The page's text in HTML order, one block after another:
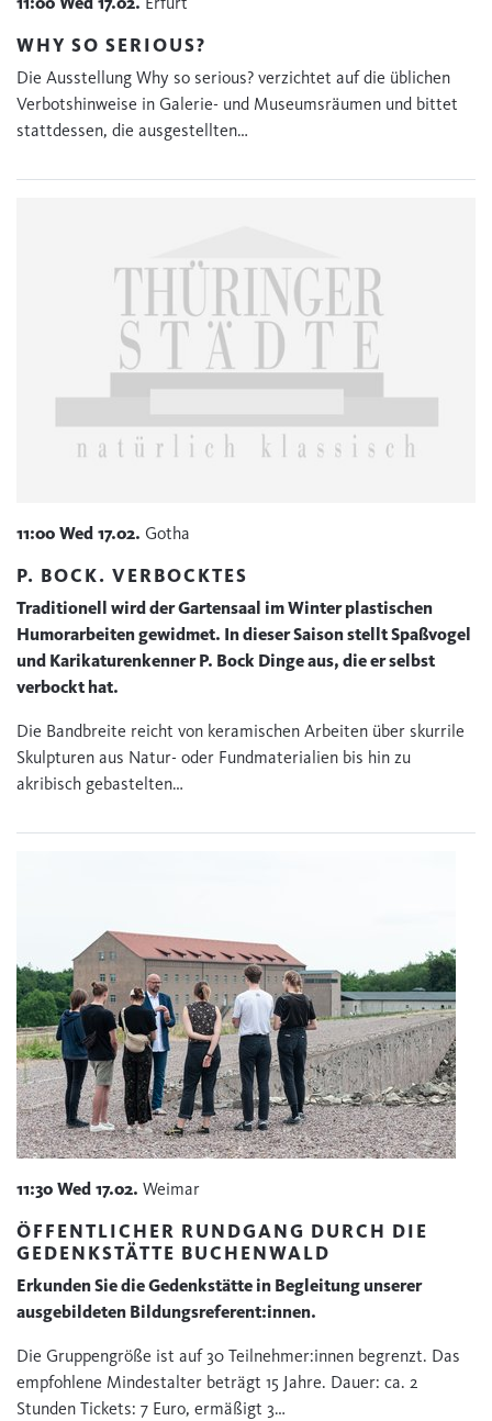
WHY SO SERIOUS?
Die Ausstellung Why so serious? verzichtet auf die üblichen
Verbotshinweise in Galerie- und Museumsräumen und bittet
stattdessen, die ausgestellten…
11:00 Wed 17.02. Gotha
P. BOCK. VERBOCKTES
Traditionell wird der Gartensaal im Winter plastischen
Humorarbeiten gewidmet. In dieser Saison stellt Spaßvogel
und Karikaturenkenner P. Bock Dinge aus, die er selbst
verbockt hat.
Die Bandbreite reicht von keramischen Arbeiten über skurrile
Skulpturen aus Natur- oder Fundmaterialien bis hin zu
akribisch gebastelten…
11:30 Wed 17.02. Weimar
ÖFFENTLICHER RUNDGANG DURCH DIE
GEDENKSTÄTTE BUCHENWALD
Erkunden Sie die Gedenkstätte in Begleitung unserer
ausgebildeten Bildungsreferent:innen.
Die Gruppengröße ist auf 30 Teilnehmer:innen begrenzt. Das
empfohlene Mindestalter beträgt 15 Jahre. Dauer: ca. 2
Stunden Tickets: 7 Euro, ermäßigt 3…